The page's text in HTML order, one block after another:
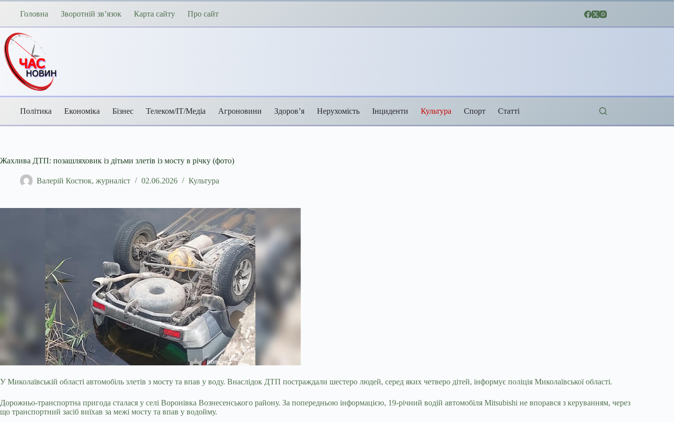
Перейти
Головна Зворотній зв’язок Карта сайту Про сайт
Політика Економіка Бізнес Телеком/ІТ/Медіа Агроновини Здоров’я Нерухомість Інциденти Культура Спорт Статті
Жахлива ДТП: позашляховик із дітьми злетів із мосту в річку (фото)
Валерій Костюк, журналіст 02.06.2026 Культура
У Миколаївській області автомобіль злетів з мосту та впав у воду. Внаслідок ДТП постраждали шестеро людей, серед яких четверо дітей, інформує поліція Миколаївськоїобласті.
Дорожньо-транспортна пригода сталася у селі Воронівка Вознесенського району. За попередньою інформацією, 19-річний водій автомобіля Mitsubishi не впорався з керуванням, через
що транспортний засіб виїхав за межі мосту та впав у водойму.